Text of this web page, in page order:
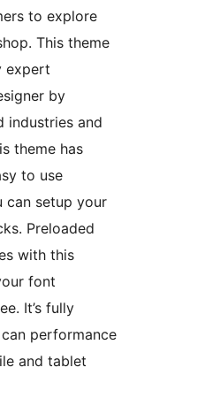
to explore
This theme
expert
by
industries and
theme has
to use
can setup your
Preloaded
with this
font
It’s fully
performance
and tablet